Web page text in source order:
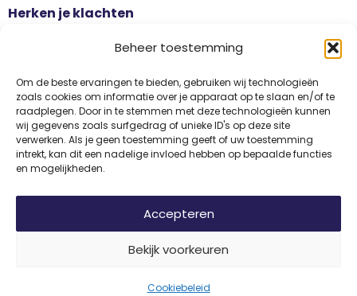
Beheer toestemming
Om de beste ervaringen te bieden, gebruiken wij technologieën
zoals cookies om informatie over je apparaat op te slaan en/of te
raadplegen. Door in te stemmen met deze technologieën kunnen
wij gegevens zoals surfgedrag of unieke ID's op deze site
verwerken. Als je geen toestemming geeft of uw toestemming
intrekt, kan dit een nadelige invloed hebben op bepaalde functies
en mogelijkheden.
Accepteren
Bekijk voorkeuren
Cookiebeleid
Herken je klachten
Griep
Haaruitval
Overgangsklachten
DisclaimerPrivacyAlgemene voorwaarden
© 2026 Vitamine Informatiebureau | Copyright | Met trots ontwikkeld